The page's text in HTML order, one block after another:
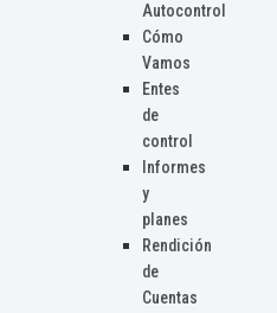
Autocontrol
Cómo
Vamos
Entes
de
control
Informes
y
planes
Rendición
de
Cuentas